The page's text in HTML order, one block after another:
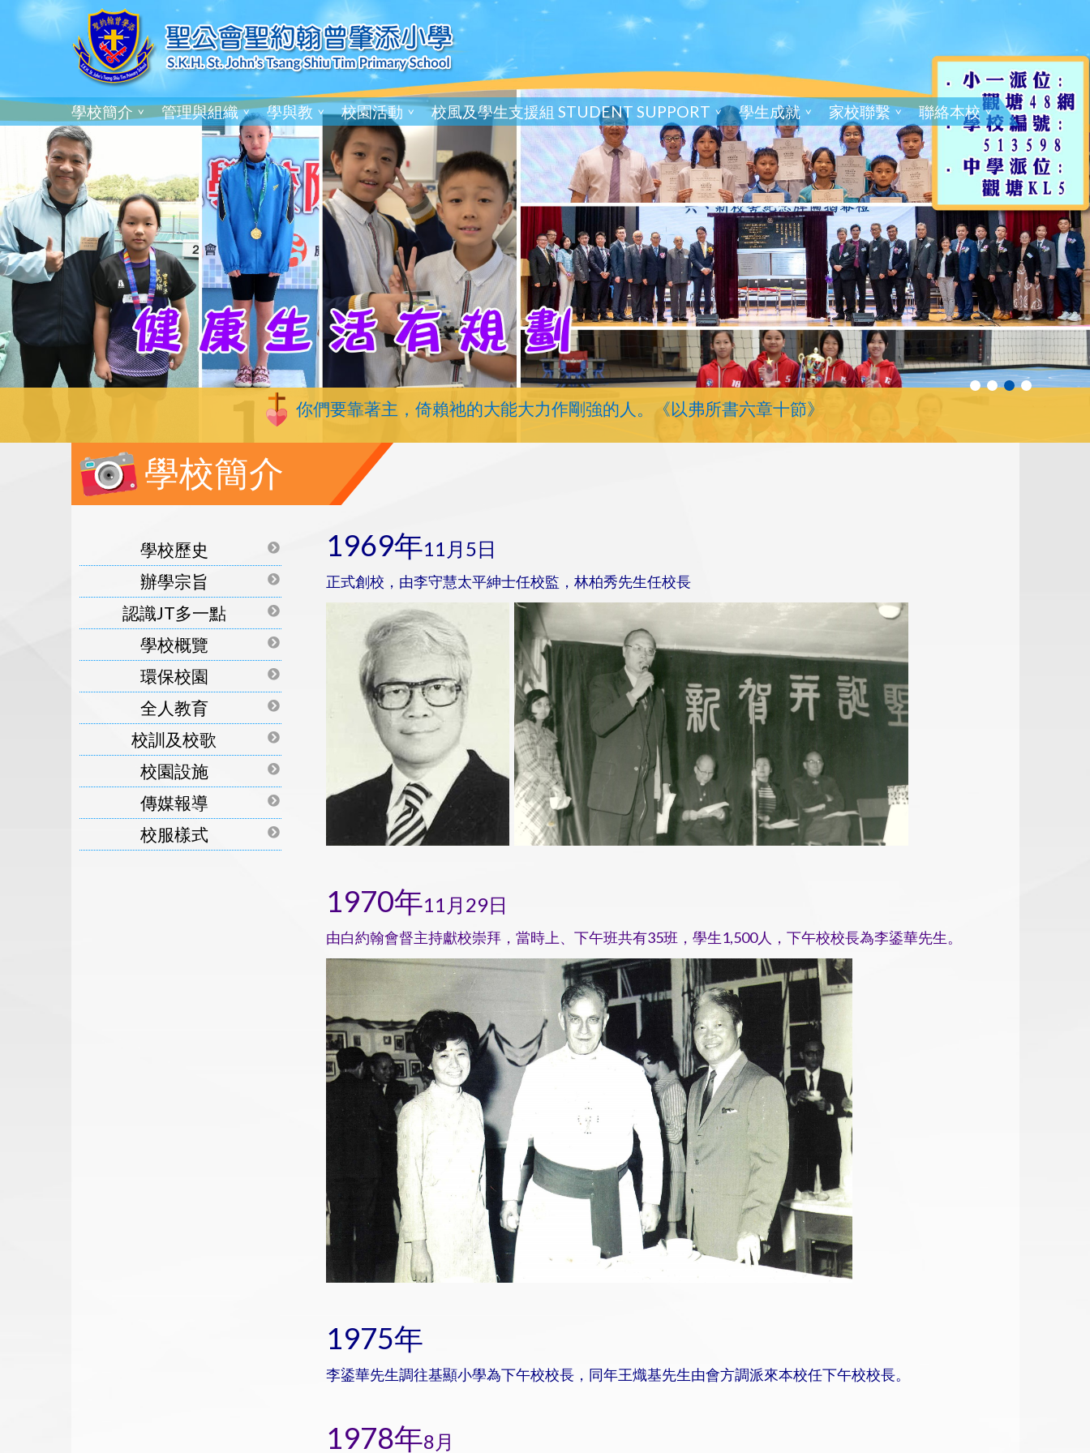
學校簡介 管理與組織 學與教 校園活動 校風及學生支援組 STUDENT SUPPORT 學生成就 家校聯繫 聯絡本校
你們要靠著主，倚賴祂的大能大力作剛強的人。《以弗所書六章十節》
學校簡介
學校歷史
辦學宗旨
認識JT多一點
學校概覽
環保校園
全人教育
校訓及校歌
校園設施
傳媒報導
校服樣式
1969年11月5日
正式創校，由李守慧太平紳士任校監，林柏秀先生任校長
1970年11月29日
由白約翰會督主持獻校崇拜，當時上、下午班共有35班，學生1,500人，下午校校長為李鋈華先生。
1975年
李鋈華先生調往基顯小學為下午校校長，同年王熾基先生由會方調派來本校任下午校校長。
1978年8月